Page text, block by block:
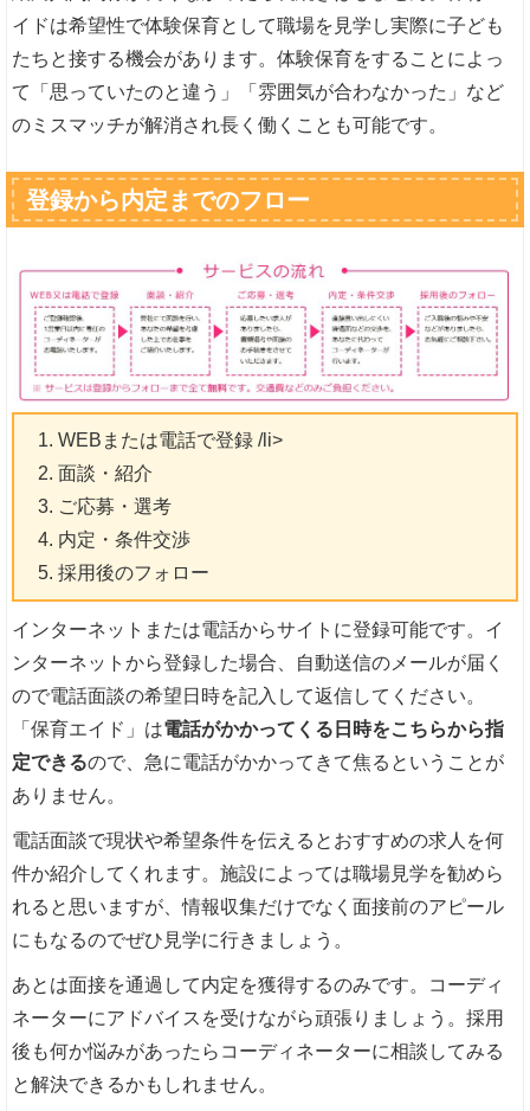
イドは希望性で体験保育として職場を見学し実際に子ども
たちと接する機会があります。体験保育をすることによっ
て「思っていたのと違う」「雰囲気が合わなかった」など
のミスマッチが解消され長く働くことも可能です。
登録から内定までのフロー
WEBまたは電話で登録 /li>
面談・紹介
ご応募・選考
内定・条件交渉
採用後のフォロー
インターネットまたは電話からサイトに登録可能です。イ
ンターネットから登録した場合、自動送信のメールが届く
ので電話面談の希望日時を記入して返信してください。
「保育エイド」は電話がかかってくる日時をこちらから指
定できるので、急に電話がかかってきて焦るということが
ありません。
電話面談で現状や希望条件を伝えるとおすすめの求人を何
件か紹介してくれます。施設によっては職場見学を勧めら
れると思いますが、情報収集だけでなく面接前のアピール
にもなるのでぜひ見学に行きましょう。
あとは面接を通過して内定を獲得するのみです。コーディ
ネーターにアドバイスを受けながら頑張りましょう。採用
後も何か悩みがあったらコーディネーターに相談してみる
と解決できるかもしれません。